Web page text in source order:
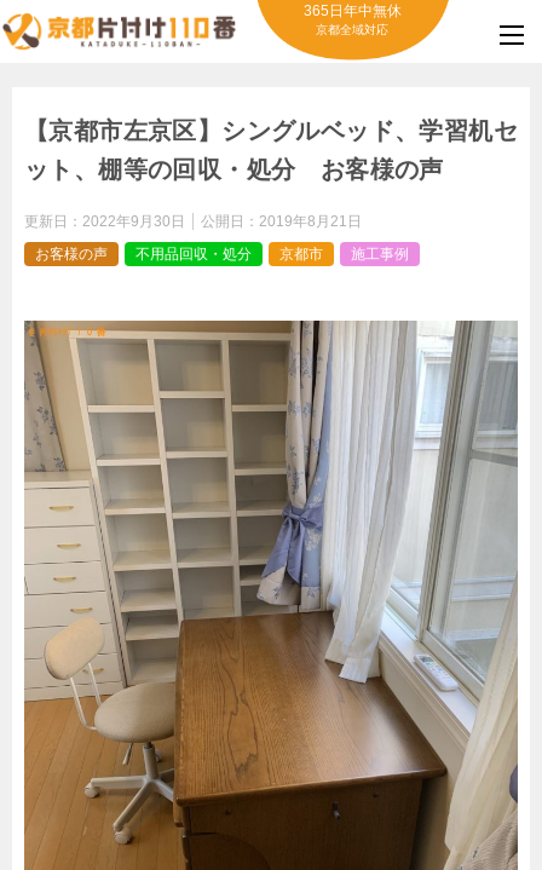
365日年中無休
京都全域対応
【京都市左京区】シングルベッド、学習机セ
ット、棚等の回収・処分 お客様の声
更新日： 2022年9月30日 公開日： 2019年8月21日
お客様の声
不用品回収・処分 京都市 施工事例